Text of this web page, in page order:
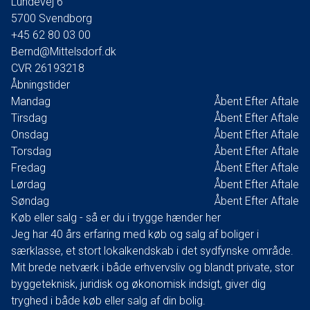
5700 Svendborg
+45 62 80 03 00
Bernd@Mittelsdorf.dk
CVR 26193218
Åbningstider
Mandag
Åbent Efter Aftale
Tirsdag
Åbent Efter Aftale
Onsdag
Åbent Efter Aftale
Torsdag
Åbent Efter Aftale
Fredag
Åbent Efter Aftale
Lørdag
Åbent Efter Aftale
Søndag
Åbent Efter Aftale
Køb eller salg - så er du i trygge hænder her
Jeg har 40 års erfaring med køb og salg af boliger i
særklasse, et stort lokalkendskab i det sydfynske område.
Mit brede netværk i både erhvervsliv og blandt private, stor
byggeteknisk, juridisk og økonomisk indsigt, giver dig
tryghed i både køb eller salg af din bolig.